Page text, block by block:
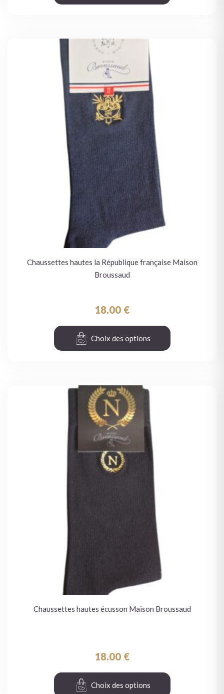
Chaussettes hautes la République française Maison
Broussaud
18.00 €
Choix des options
Chaussettes hautes écusson Maison Broussaud
18.00 €
Choix des options